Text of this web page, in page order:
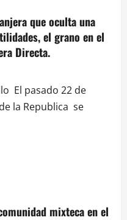
que oculta una
el grano en el
Directa.
El pasado 22 de
la Republica se
mixteca en el